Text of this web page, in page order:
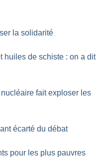
la solidarité
huiles de schiste : on a dit
fait exploser les
écarté du débat
pour les plus pauvres